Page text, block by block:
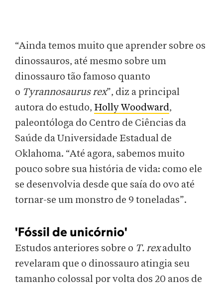
“Ainda temos muito que aprender sobre os
dinossauros, até mesmo sobre um
dinossauro tão famoso quanto
o Tyrannosaurus rex”, diz a principal
autora do estudo, Holly Woodward,
paleontóloga do Centro de Ciências da
Saúde da Universidade Estadual de
Oklahoma. “Até agora, sabemos muito
pouco sobre sua história de vida: como ele
se desenvolvia desde que saía do ovo até
tornar-se um monstro de 9 toneladas”.
'Fóssil de unicórnio'
Estudos anteriores sobre o T. rexadulto
revelaram que o dinossauro atingia seu
tamanho colossal por volta dos 20 anos de